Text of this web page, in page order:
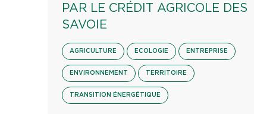
PAR LE CRÉDIT AGRICOLE DES
SAVOIE
AGRICULTURE ECOLOGIE ENTREPRISE
ENVIRONNEMENT TERRITOIRE
TRANSITION ÉNERGÉTIQUE